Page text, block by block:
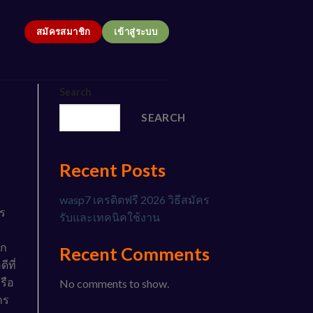
สมัครสมาชิก เข้าสู่ระบบ
ที่
อ
Search
SEARCH
Recent Posts
wasp7 เครดิตฟรี 2026 วิธีสมัคร
รับและเทคนิคใช้งาน
Recent Comments
No comments to show.